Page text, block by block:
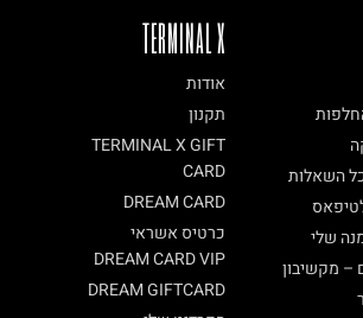
TERMINAL X
אודות
תקנון
TERMINAL X GIFT
CARD
DREAM CARD
כרטיס אשראי
DREAM CARD VIP
DREAM GIFTCARD
השאלות
שלי
– מקשיבון